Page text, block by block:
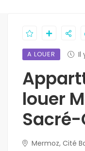
A LOUER Il
louer
Mermoz, Cité